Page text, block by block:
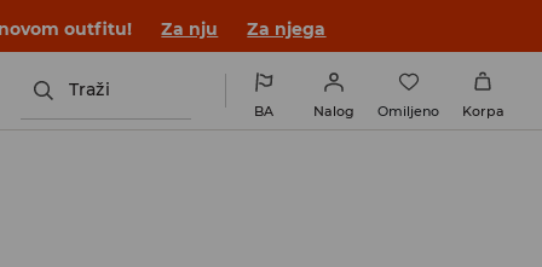
outfitu! Za nju Za njega
Traži
BA Nalog Omiljeno Korpa